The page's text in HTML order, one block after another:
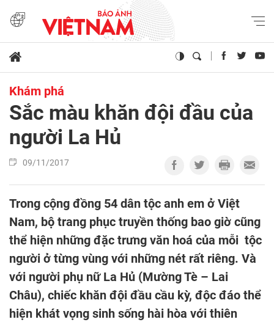
Khám phá
Sắc màu khăn đội đầu của
người La Hủ
09/11/2017
Trong cộng đồng 54 dân tộc anh em ở Việt
Nam, bộ trang phục truyền thống bao giờ cũng
thể hiện những đặc trưng văn hoá của mỗi tộc
người ở từng vùng với những nét rất riêng. Và
với người phụ nữ La Hủ (Mường Tè – Lai
Châu), chiếc khăn đội đầu cầu kỳ, độc đáo thể
hiện khát vọng sinh sống hài hòa với thiên